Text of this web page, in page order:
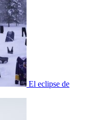
El eclipse de